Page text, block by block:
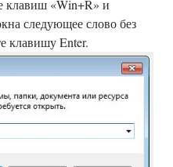
клавиш «Win+R» и
следующее слово без
клавишу Enter.